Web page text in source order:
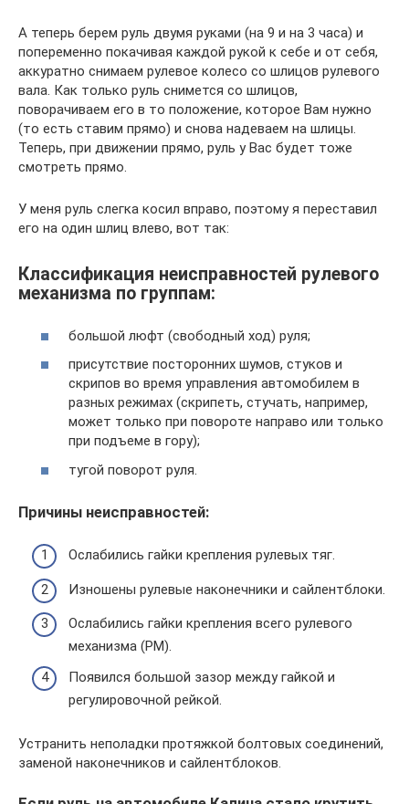
А теперь берем руль двумя руками (на 9 и на 3 часа) и
попеременно покачивая каждой рукой к себе и от себя,
аккуратно снимаем рулевое колесо со шлицов рулевого
вала. Как только руль снимется со шлицов,
поворачиваем его в то положение, которое Вам нужно
(то есть ставим прямо) и снова надеваем на шлицы.
Теперь, при движении прямо, руль у Вас будет тоже
смотреть прямо.
У меня руль слегка косил вправо, поэтому я переставил
его на один шлиц влево, вот так:
Классификация неисправностей рулевого
механизма по группам:
большой люфт (свободный ход) руля;
присутствие посторонних шумов, стуков и
скрипов во время управления автомобилем в
разных режимах (скрипеть, стучать, например,
может только при повороте направо или только
при подъеме в гору);
тугой поворот руля.
Причины неисправностей:
Ослабились гайки крепления рулевых тяг.
Изношены рулевые наконечники и сайлентблоки.
Ослабились гайки крепления всего рулевого
механизма (РМ).
Появился большой зазор между гайкой и
регулировочной рейкой.
Устранить неполадки протяжкой болтовых соединений,
заменой наконечников и сайлентблоков.